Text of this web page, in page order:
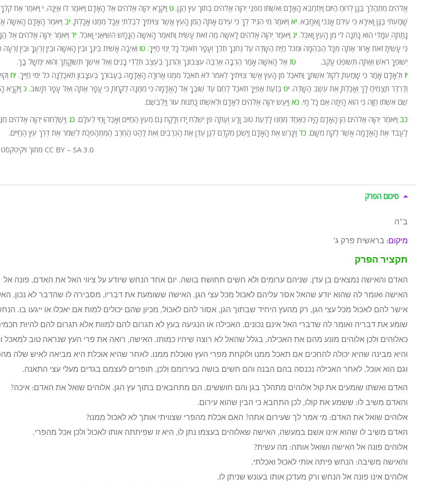
אֱלֹהִים מִתְהַלֵּךְ בַּגָּן לְרוּחַ הַיּוֹם וַיִּתְחַבֵּא הָאָדָם וְאִשְׁתּוֹ מִפְּנֵי יְהוָה אֱלֹהִים בְּתוֹךְ עֵץ הַגָּן. ט וַיִּקְרָא יְהוָה אֱלֹהִים אֶל הָאָדָם וַיֹּאמֶר לוֹ אַיֶּכָּה. י וַיֹּאמֶר אֶת קֹלְךָ
שָׁמַעְתִּי בַּגָּן וָאִירָא כִּי עֵירֹם אָנֹכִי וָאֵחָבֵא. יא וַיֹּאמֶר מִי הִגִּיד לְךָ כִּי עֵירֹם אָתָּה הֲמִן הָעֵץ אֲשֶׁר צִוִּיתִיךָ לְבִלְתִּי אֲכָל מִמֶּנּוּ אָכָלְתָּ. יב וַיֹּאמֶר הָאָדָם הָאִשָּׁה
נָתַתָּה עִמָּדִי הִוא נָתְנָה לִּי מִן הָעֵץ וָאֹכֵל. יג וַיֹּאמֶר יְהוָה אֱלֹהִים לָאִשָּׁה מַה זֹּאת עָשִׂית וַתֹּאמֶר הָאִשָּׁה הַנָּחָשׁ הִשִּׁיאַנִי וָאֹכֵל. יד וַיֹּאמֶר יְהֹוָה אֱלֹהִים אֶל
כִּי עָשִׂיתָ זֹּאת אָרוּר אַתָּה מִכָּל הַבְּהֵמָה וּמִכֹּל חַיַּת הַשָּׂדֶה עַל גְּחֹנְךָ תֵלֵךְ וְעָפָר תֹּאכַל כָּל יְמֵי חַיֶּיךָ. טו וְאֵיבָה אָשִׁית בֵּינְךָ וּבֵין הָאִשָּׁה וּבֵין זַרְעֲךָ וּבֵין זַרְעָהּ
יְשׁוּפְךָ רֹאשׁ וְאַתָּה תְּשׁוּפֶנּוּ עָקֵב. טז אֶל הָאִשָּׁה אָמַר הַרְבָּה אַרְבֶּה עִצְּבוֹנֵךְ וְהֵרֹנֵךְ בְּעֶצֶב תֵּלְדִי בָנִים וְאֶל אִישֵׁךְ תְּשׁוּקָתֵךְ וְהוּא יִמְשָׁל
יז וּלְאָדָם אָמַר כִּי שָׁמַעְתָּ לְקוֹל אִשְׁתֶּךָ וַתֹּאכַל מִן הָעֵץ אֲשֶׁר צִוִּיתִיךָ לֵאמֹר לֹא תֹאכַל מִמֶּנּוּ אֲרוּרָה הָאֲדָמָה בַּעֲבוּרֶךָ בְּעִצָּבוֹן תֹּאכֲלֶנָּה כֹּל יְמֵי חַיֶּיךָ. יח
וְדַרְדַּר תַּצְמִיחַ לָךְ וְאָכַלְתָּ אֶת עֵשֶׂב הַשָּׂדֶה. יט בְּזֵעַת אַפֶּיךָ תֹּאכַל לֶחֶם עַד שׁוּבְךָ אֶל הָאֲדָמָה כִּי מִמֶּנָּה לֻקָּחְתָּ כִּי עָפָר אַתָּה וְאֶל עָפָר תָּשׁוּב. כ וַיִּקְרָא
שֵׁם אִשְׁתּוֹ חַוָּה כִּי הִוא הָיְתָה אֵם כָּל חָי. כא וַיַּעַשׂ יְהוָה אֱלֹהִים לְאָדָם וּלְאִשְׁתּוֹ כָּתְנוֹת עוֹר וַיַּלְבִּשֵׁם.
כב וַיֹּאמֶר יְהוָה אֱלֹהִים הֵן הָאָדָם הָיָה כְּאַחַד מִמֶּנּוּ לָדַעַת טוֹב וָרָע וְעַתָּה פֶּן יִשְׁלַח יָדוֹ וְלָקַח גַּם מֵעֵץ הַחַיִּים וְאָכַל וָחַי לְעֹלָם. כג וַיְשַׁלְּחֵהוּ יְהוָה אֱלֹהִים
לַעֲבֹד אֶת הָאֲדָמָה אֲשֶׁר לֻקַּח מִשָּׁם. כד וַיְגָרֶשׁ אֶת הָאָדָם וַיַּשְׁכֵּן מִקֶּדֶם לְגַן עֵדֶן אֶת הַכְּרֻבִים וְאֵת לַהַט הַחֶרֶב הַמִּתְהַפֶּכֶת לִשְׁמֹר אֶת דֶּרֶךְ עֵץ הַחַיִּים.
מתוך ויקיטקסט רשיון CC BY – SA 3.0
סיכום הפרק
ב”ה
מיקום: בראשית פרק ג’
תקציר הפרק
האדם והאישה נמצאים בן עדן. שניהם ערומים ולא חשים תחושת בושה. יום אחד הנחש שיודע על ציווי האל את האדם, פונה אל
האישה ואומר לה שהוא יודע שהאל אסר עליהם לאכול מכל עצי הגן. האישה ששומעת את דבריו, מסבירה לו שהדבר לא נכון.
אישר להם לאכול מכל עצי הגן, רק מהעץ היחיד שבתוך הגן, אסור להם לאכול, מכיון שהם יכולים למות אם יאכלו או ייגעו בו.
שומע את דבריה ואומר לה שדברי האל אינם נכונים. האכילה או הנגיעה בעץ לא תגרום להם למוות אלא תגרום להם להיות
כאלוהים ולכן אלוהים מונע מהם את האכילה, בגלל שהאל לא רוצה שיהיו כמותו. האישה, רואה את פרי העץ שנראה טוב למאכל
והיא מבינה שהיא יכולה להחכים אם תאכל ממנו ולוקחת מפרי העץ ואוכלת ממנו. לאחר שהיא אוכלת היא מביאה לאיש שלה
וגם הוא אוכל. לאחר האכילה נכנסה בהם הבנה והם חשים בושה בעירומם ולכן, תופרים לעצמם בגדים מעלי עצי התאנה.
האדם ואשתו שומעים את קול אלוהים מתהלך בגן והם חוששים, הם מתחבאים בתוך עץ הגן. אלוהים שואל את האדם: איכה?
והאדם משיב לו: ששמע את קולו, לכן התחבא כי הבין שהוא עירום.
אלוהים שואל את האדם: מי אמר לך שעירום אתה? האם אכלת מהפרי שצוויתי אותך לא לאכול ממנו?
האדם משיב לו שהוא אינו אשם במעשה, האישה שאלוהים בעצמו נתן לו, היא זו שפיתתה אותו לאכול ולכן אכל מהפרי.
אלוהים פונה אל האישה ושואל אותה: מה עשית?
והאישה משיבה: הנחש פיתה אותי לאכול ואכלתי.
אלוהים אינו פונה אל הנחש ורק מעדכן אותו בעונש שניתן לו.